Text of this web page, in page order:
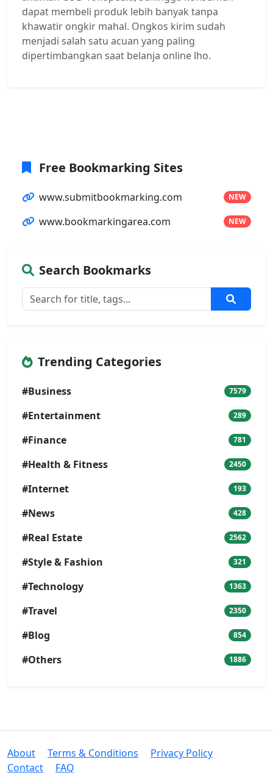
dapat membeli produk lebih banyak tanpa
khawatir ongkir mahal. Ongkos kirim sudah
menjadi salah satu acuan yang paling
dipertimbangkan saat belanja online lho.
Free Bookmarking Sites
www.submitbookmarking.com NEW
www.bookmarkingarea.com NEW
Search Bookmarks
Trending Categories
#Business 7579
#Entertainment 289
#Finance 781
#Health & Fitness 2450
#Internet 193
#News 428
#Real Estate 2562
#Style & Fashion 321
#Technology 1363
#Travel 2350
#Blog 854
#Others 1886
About Terms & Conditions
Privacy Policy
Contact
FAQ